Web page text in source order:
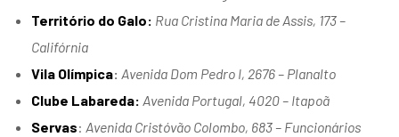
Território do Galo: Rua Cristina Maria de Assis, 173 –
Califórnia
Vila Olímpica: Avenida Dom Pedro I, 2676 – Planalto
Clube Labareda: Avenida Portugal, 4020 – Itapoã
Servas: Avenida Cristóvão Colombo, 683 – Funcionários